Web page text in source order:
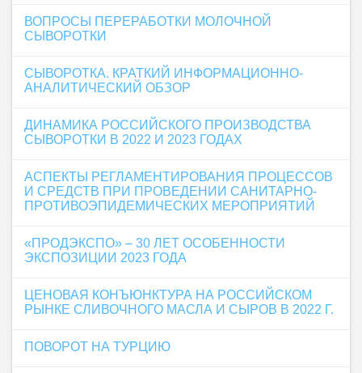
ВОПРОСЫ ПЕРЕРАБОТКИ МОЛОЧНОЙ
СЫВОРОТКИ
СЫВОРОТКА. КРАТКИЙ ИНФОРМАЦИОННО-
АНАЛИТИЧЕСКИЙ ОБЗОР
ДИНАМИКА РОССИЙСКОГО ПРОИЗВОДСТВА
СЫВОРОТКИ В 2022 И 2023 ГОДАХ
АСПЕКТЫ РЕГЛАМЕНТИРОВАНИЯ ПРОЦЕССОВ
И СРЕДСТВ ПРИ ПРОВЕДЕНИИ САНИТАРНО-
ПРОТИВОЭПИДЕМИЧЕСКИХ МЕРОПРИЯТИЙ
«ПРОДЭКСПО» – 30 ЛЕТ ОСОБЕННОСТИ
ЭКСПОЗИЦИИ 2023 ГОДА
ЦЕНОВАЯ КОНЪЮНКТУРА НА РОССИЙСКОМ
РЫНКЕ СЛИВОЧНОГО МАСЛА И СЫРОВ В 2022 Г.
ПОВОРОТ НА ТУРЦИЮ